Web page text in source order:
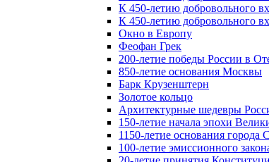
К 450-летию добровольного
К 450-летию добровольного
Окно в Европу
Феофан Грек
200-летие победы России в
850-летие основания Москвы
Барк Крузенштерн
Золотое кольцо
Архитектурные шедевры
150-летие начала эпохи
1150-летие основания города
100-летие эмиссионного